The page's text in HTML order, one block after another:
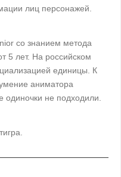
лиц персонажей.
со знанием метода
5 лет. На российском
единицы. К
аниматора
не подходили.